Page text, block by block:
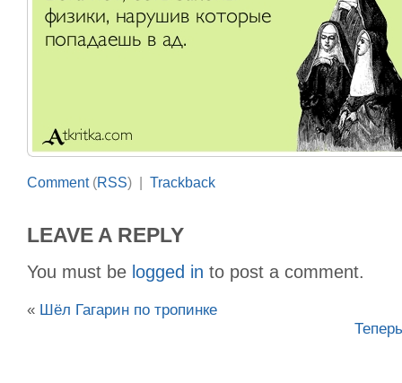
Comment(RSS) | Trackback
LEAVE A REPLY
You must be logged in to post a comment.
« Шёл Гагарин по тропинке